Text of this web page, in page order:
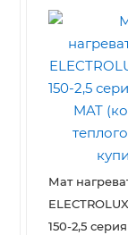
Мат
150-2,5